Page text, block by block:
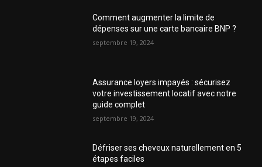
Comment augmenter la limite de
dépenses sur une carte bancaire BNP ?
septembre 19, 2024
Assurance loyers impayés : sécurisez
votre investissement locatif avec notre
guide complet
septembre 19, 2024
Défriser ses cheveux naturellement en 5
étapes faciles